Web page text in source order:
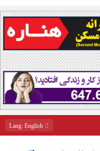
Lang: English